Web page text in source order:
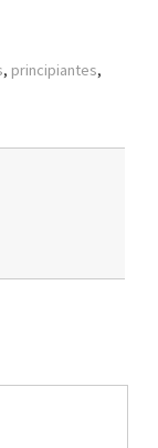
, principiantes,